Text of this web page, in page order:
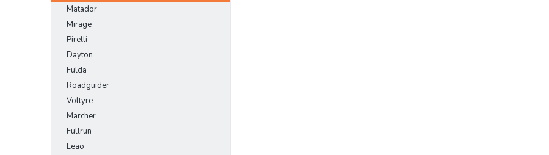
Matador
Mirage
Pirelli
Dayton
Fulda
Roadguider
Voltyre
Marcher
Fullrun
Leao